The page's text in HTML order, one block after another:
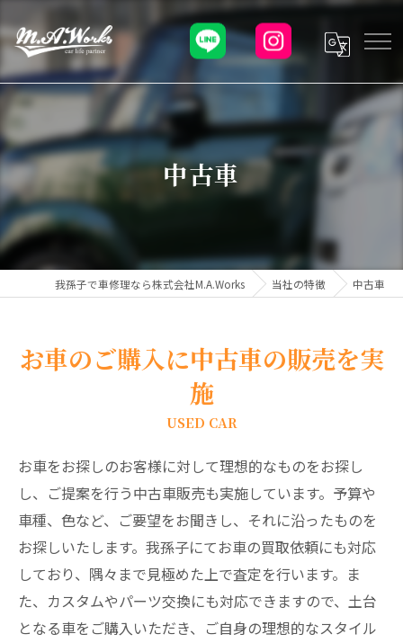
中古車
我孫子で車修理なら株式会社M.A.Works 当社の特徴 中古車
お車のご購入に中古車の販売を実
施
USED CAR
お車をお探しのお客様に対して理想的なものをお探し
し、ご提案を行う中古車販売も実施しています。予算や
車種、色など、ご要望をお聞きし、それに沿ったものを
お探しいたします。我孫子にてお車の買取依頼にも対応
しており、隅々まで見極めた上で査定を行います。ま
た、カスタムやパーツ交換にも対応できますので、土台
となる車をご購入いただき、ご自身の理想的なスタイル